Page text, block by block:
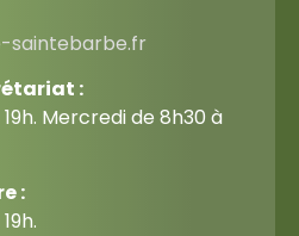
saintebarbe.fr
:
Mercredi de 8h30 à
: